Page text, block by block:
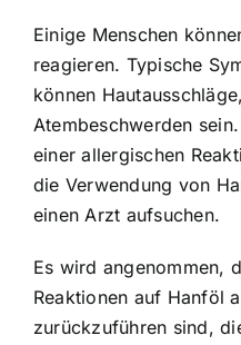
Einige Menschen
reagieren. Typische
können
Atembeschwerden
einer allergischen
die Verwendung von
einen Arzt aufsuchen.
Es wird angenommen,
Reaktionen auf Hanföl
zurückzuführen sind,